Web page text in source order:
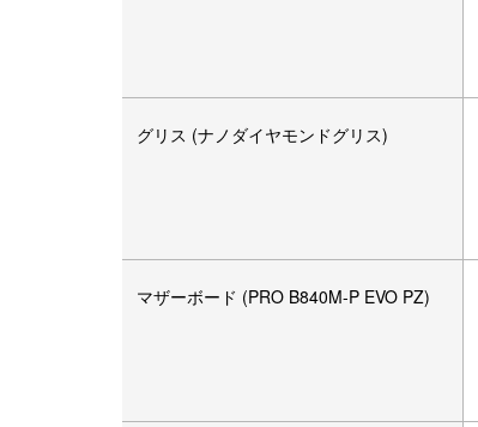
グリス (ナノダイヤモンドグリス)
マザーボード (PRO B840M-P EVO PZ)